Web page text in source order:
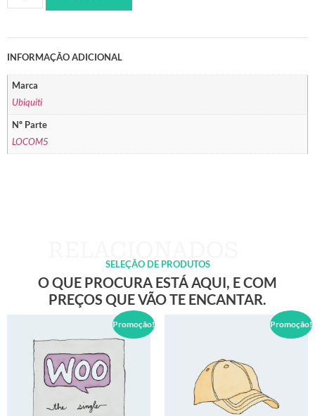
INFORMAÇÃO ADICIONAL
Marca
Ubiquiti
Nº Parte
LOCOM5
SELEÇÃO DE PRODUTOS
O QUE PROCURA ESTÁ AQUI, E COM
PREÇOS QUE VÃO TE ENCANTAR.
Promoção! Promoção!